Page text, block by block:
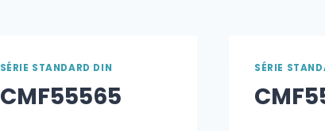
SÉRIE STANDARD DIN
CMF55565
SÉRIE